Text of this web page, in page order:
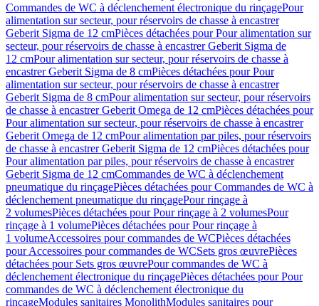
Commandes de WC à déclenchement électronique du rinçagePour
alimentation sur secteur, pour réservoirs de chasse à encastrer
Geberit Sigma de 12 cmPièces détachées pour Pour alimentation sur
secteur, pour réservoirs de chasse à encastrer Geberit Sigma de
12 cmPour alimentation sur secteur, pour réservoirs de chasse à
encastrer Geberit Sigma de 8 cmPièces détachées pour Pour
alimentation sur secteur, pour réservoirs de chasse à encastrer
Geberit Sigma de 8 cmPour alimentation sur secteur, pour réservoirs
de chasse à encastrer Geberit Omega de 12 cmPièces détachées pour
Pour alimentation sur secteur, pour réservoirs de chasse à encastrer
Geberit Omega de 12 cmPour alimentation par piles, pour réservoirs
de chasse à encastrer Geberit Sigma de 12 cmPièces détachées pour
Pour alimentation par piles, pour réservoirs de chasse à encastrer
Geberit Sigma de 12 cmCommandes de WC à déclenchement
pneumatique du rinçagePièces détachées pour Commandes de WC à
déclenchement pneumatique du rinçagePour rinçage à
2 volumesPièces détachées pour Pour rinçage à 2 volumesPour
rinçage à 1 volumePièces détachées pour Pour rinçage à
1 volumeAccessoires pour commandes de WCPièces détachées
pour Accessoires pour commandes de WCSets gros œuvrePièces
détachées pour Sets gros œuvrePour commandes de WC à
déclenchement électronique du rinçagePièces détachées pour Pour
commandes de WC à déclenchement électronique du
rinçageModules sanitaires MonolithModules sanitaires pour